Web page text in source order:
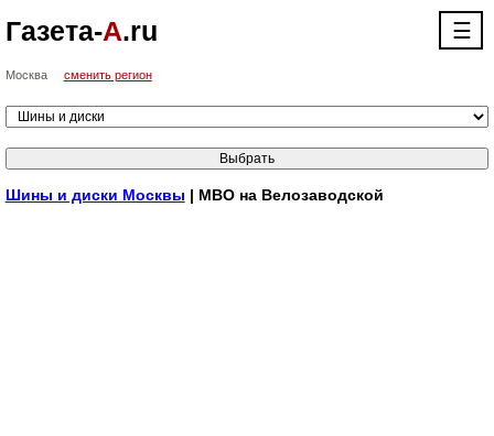
Газета-А.ru ☰
Москва сменить регион
Шины и диски Москвы | МВО на Велозаводской